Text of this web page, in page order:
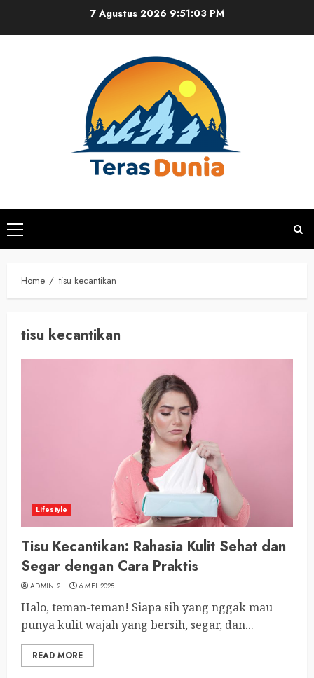
7 Agustus 2026 9:51:03 PM
Primary
Menu
Home tisu kecantikan
tisu kecantikan
Lifestyle
Tisu Kecantikan: Rahasia Kulit Sehat dan
Segar dengan Cara Praktis
ADMIN 2 6 MEI 2025
Halo, teman-teman! Siapa sih yang nggak mau
punya kulit wajah yang bersih, segar, dan...
READ MORE